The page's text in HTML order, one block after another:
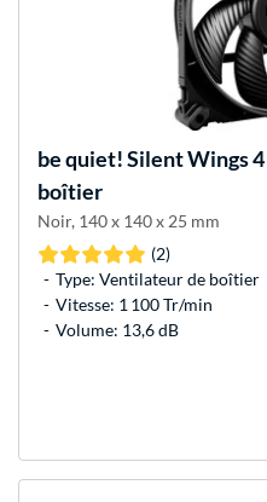
be quiet!Silent Wings
boîtier
Noir, 140 x 140 x 25 mm
(2)
Type: Ventilateur de boîtier
Vitesse: 1 100 Tr/min
Volume: 13,6 dB